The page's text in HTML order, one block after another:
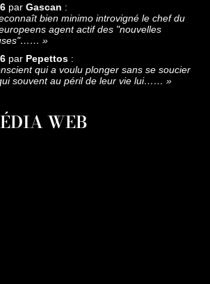
par Gascan :
bien minimo introvigné le chef du
agent actif des "nouvelles
»
par Pepettos :
qui a voulu plonger sans se soucier
souvent au péril de leur vie lui…… »
WEB